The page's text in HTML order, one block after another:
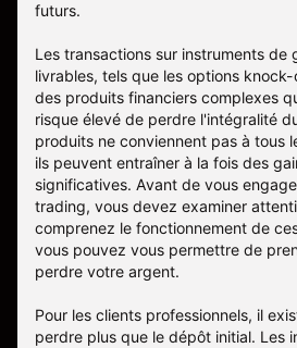
futurs.
Les transactions sur instruments de
livrables, tels que les options
des produits financiers complexes
risque élevé de perdre l'intégralité
produits ne conviennent pas à tous
ils peuvent entraîner à la fois des
significatives. Avant de vous
trading, vous devez examiner
comprenez le fonctionnement de
vous pouvez vous permettre de
perdre votre argent.
Pour les clients professionnels, il
perdre plus que le dépôt initial. Les